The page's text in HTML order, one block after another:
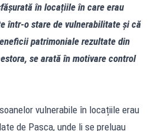
în locațiile în care erau
într-o stare de vulnerabilitate și că
patrimoniale rezultate din
se arată în motivare control
vulnerabile în locațiile erau
de Pașca, unde li se preluau